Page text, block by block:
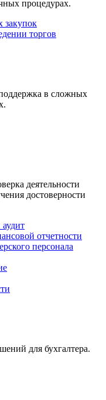
процедурах.
закупок
торгов
в сложных
деятельности
достоверности
отчетности
персонала
для бухгалтера.